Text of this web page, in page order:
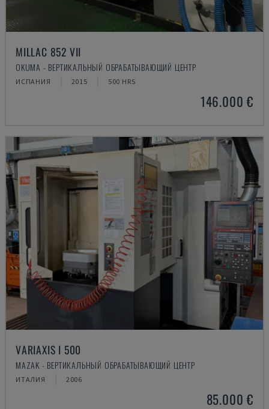
MILLAC 852 VII
OKUMA - ВЕРТИКАЛЬНЫЙ ОБРАБАТЫВАЮЩИЙ ЦЕНТР
ИСПАНИЯ 2015 500 HRS
146.000 €
VARIAXIS I 500
MAZAK - ВЕРТИКАЛЬНЫЙ ОБРАБАТЫВАЮЩИЙ ЦЕНТР
ИТАЛИЯ 2006
85.000 €